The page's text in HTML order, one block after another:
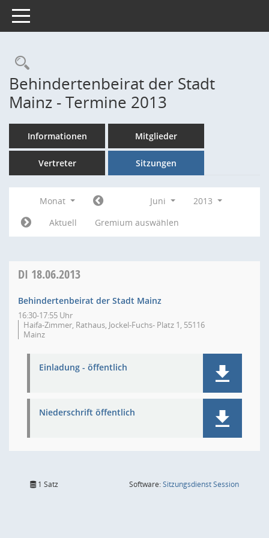
Toggle navigation
Rechercheauswahl
Behindertenbeirat der Stadt
Mainz - Termine 2013
Informationen Mitglieder
Vertreter Sitzungen
Monat Juni
2013
Aktuell
Gremium auswählen
DI 18.06.2013
Behindertenbeirat der Stadt Mainz
16:30-17:55 Uhr
Haifa-Zimmer, Rathaus, Jockel-Fuchs- Platz 1, 55116
Mainz
Einladung - öffentlich
Niederschrift öffentlich
1 Satz Software:SitzungsdienstSession(Wird in